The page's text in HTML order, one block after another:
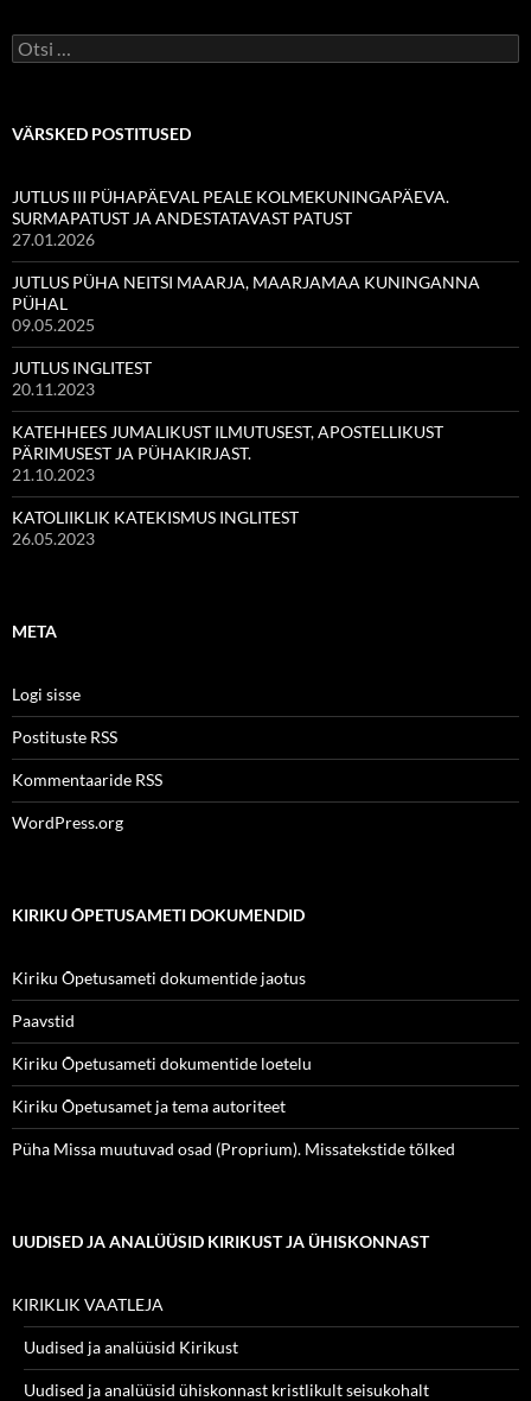
Otsi:
VÄRSKED POSTITUSED
JUTLUS III PÜHAPÄEVAL PEALE KOLMEKUNINGAPÄEVA.
SURMAPATUST JA ANDESTATAVAST PATUST
27.01.2026
JUTLUS PÜHA NEITSI MAARJA, MAARJAMAA KUNINGANNA
PÜHAL
09.05.2025
JUTLUS INGLITEST
20.11.2023
KATEHHEES JUMALIKUST ILMUTUSEST, APOSTELLIKUST
PÄRIMUSEST JA PÜHAKIRJAST.
21.10.2023
KATOLIIKLIK KATEKISMUS INGLITEST
26.05.2023
META
Logi sisse
Postituste RSS
Kommentaaride RSS
WordPress.org
KIRIKU ÕPETUSAMETI DOKUMENDID
Kiriku Õpetusameti dokumentide jaotus
Paavstid
Kiriku Õpetusameti dokumentide loetelu
Kiriku Õpetusamet ja tema autoriteet
Püha Missa muutuvad osad (Proprium). Missatekstide tõlked
UUDISED JA ANALÜÜSID KIRIKUST JA ÜHISKONNAST
KIRIKLIK VAATLEJA
Uudised ja analüüsid Kirikust
Uudised ja analüüsid ühiskonnast kristlikult seisukohalt